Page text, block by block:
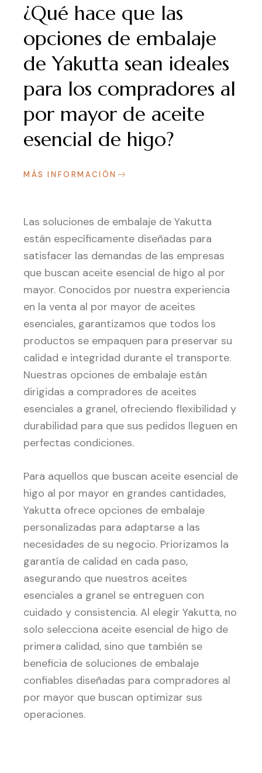
¿Qué hace que las
opciones de embalaje
de Yakutta sean ideales
para los compradores al
por mayor de aceite
esencial de higo?
MÁS INFORMACIÓN
Las soluciones de embalaje de Yakutta
están específicamente diseñadas para
satisfacer las demandas de las empresas
que buscan aceite esencial de higo al por
mayor. Conocidos por nuestra experiencia
en la venta al por mayor de aceites
esenciales, garantizamos que todos los
productos se empaquen para preservar su
calidad e integridad durante el transporte.
Nuestras opciones de embalaje están
dirigidas a compradores de aceites
esenciales a granel, ofreciendo flexibilidad y
durabilidad para que sus pedidos lleguen en
perfectas condiciones.
Para aquellos que buscan aceite esencial de
higo al por mayor en grandes cantidades,
Yakutta ofrece opciones de embalaje
personalizadas para adaptarse a las
necesidades de su negocio. Priorizamos la
garantía de calidad en cada paso,
asegurando que nuestros aceites
esenciales a granel se entreguen con
cuidado y consistencia. Al elegir Yakutta, no
solo selecciona aceite esencial de higo de
primera calidad, sino que también se
beneficia de soluciones de embalaje
confiables diseñadas para compradores al
por mayor que buscan optimizar sus
operaciones.